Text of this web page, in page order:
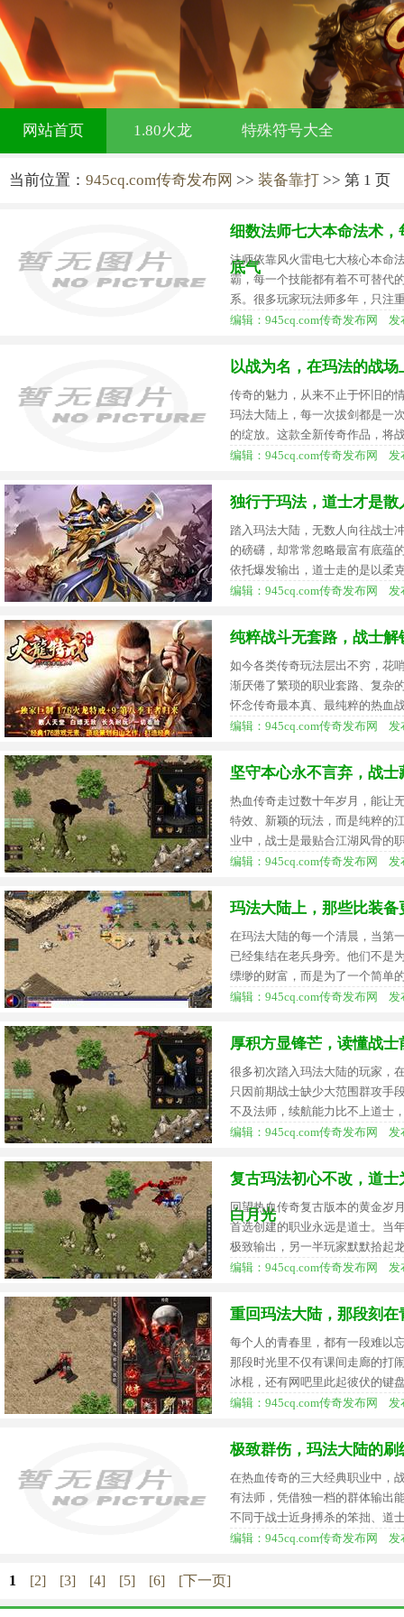
网站首页 1.80火龙 特殊符号大全
当前位置： 945cq.com传奇发布网 >> 装备靠打 >> 第 1 页
细数法师七大本命法术
底气
法师依靠风火雷电七大核心本命
霸，每一个技能都有着不可替代
系。很多玩家玩法师多年，只注
编辑：945cq.com传奇发布网 发
以战为名，在玛法的战
传奇的魅力，从来不止于怀旧的
玛法大陆上，每一次拔剑都是一
的绽放。这款全新传奇作品，将
编辑：945cq.com传奇发布网 发
独行于玛法，道士才是散
踏入玛法大陆，无数人向往战士
的磅礴，却常常忽略最富有底蕴
依托爆发输出，道士走的是以柔
编辑：945cq.com传奇发布网 发
纯粹战斗无套路，战士
如今各类传奇玩法层出不穷，花
渐厌倦了繁琐的职业套路、复杂
怀念传奇最本真、最纯粹的热血
编辑：945cq.com传奇发布网 发
坚守本心永不言弃，战
热血传奇走过数十年岁月，能让
特效、新颖的玩法，而是纯粹的
业中，战士是最贴合江湖风骨的
编辑：945cq.com传奇发布网 发
玛法大陆上，那些比装备
在玛法大陆的每一个清晨，当第
已经集结在老兵身旁。他们不是
缥缈的财富，而是为了一个简
编辑：945cq.com传奇发布网 发
厚积方显锋芒，读懂战
很多初次踏入玛法大陆的玩家，
只因前期战士缺少大范围群攻手
不及法师，续航能力比不上道士
编辑：945cq.com传奇发布网 发
复古玛法初心不改，道
白月光
回望热血传奇复古版本的黄金岁
首选创建的职业永远是道士。当
极致输出，另一半玩家默默拾起
编辑：945cq.com传奇发布网 发
重回玛法大陆，那段刻
每个人的青春里，都有一段难以
那段时光里不仅有课间走廊的打
冰棍，还有网吧里此起彼伏的键
编辑：945cq.com传奇发布网 发
极致群伤，玛法大陆的刷
在热血传奇的三大经典职业中，
有法师，凭借独一档的群体输出
不同于战士近身搏杀的笨拙、道
编辑：945cq.com传奇发布网 发
1 [2] [3] [4] [5] [6] [下一页]